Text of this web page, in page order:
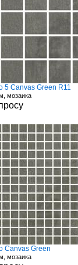
5 Canvas Green R11
мозаика
Canvas Green
мозаика